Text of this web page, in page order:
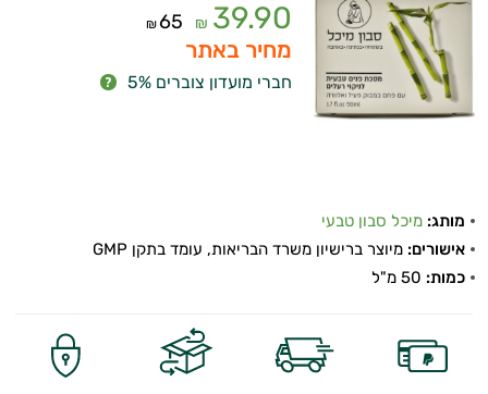
39.90
₪
65
₪
מחיר באתר
חברי מועדון צוברים 5%
מותג: מיכל סבון טבעי
אישורים: מיוצר ברישיון משרד הבריאות, עומד בתקן GMP
כמות: